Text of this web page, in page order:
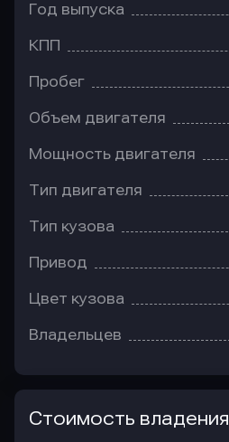
Год выпуска
КПП
Пробег
Объем двигателя
Мощность двигателя
Тип двигателя
Тип кузова
Привод
Цвет кузова
Владельцев
Стоимость владения